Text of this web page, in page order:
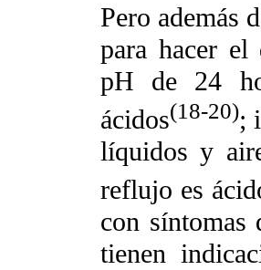
Pero además
para hacer
pH de 24
ácidos(18-20);
líquidos y
reflujo es
con síntomas
tienen